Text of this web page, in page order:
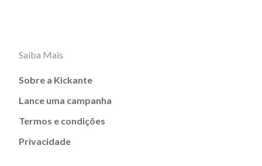
Saiba Mais
Sobre a Kickante
Lance uma campanha
Termos e condições
Privacidade